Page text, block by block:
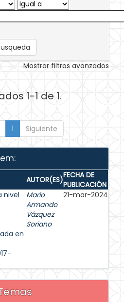
Mostrar filtros avanzados
1-1 de 1.
1 Siguiente
AUTOR(ES)FECHA DE
PUBLICACIÓN
nivel
en
Mario
Armando
Vázquez
Soriano
21-mar-2024